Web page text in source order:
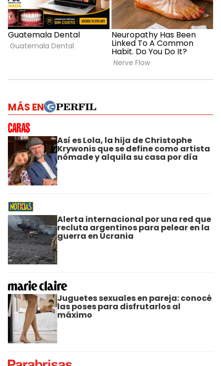
MÁS EN
Así es Lola, la hija de Christophe
Krywonis que se define como artista
nómade y alquila su casa por día
Alerta internacional por una red que
recluta argentinos para pelear en la
guerra en Ucrania
Juguetes sexuales en pareja: conocé
las poses para disfrutarlos al
máximo